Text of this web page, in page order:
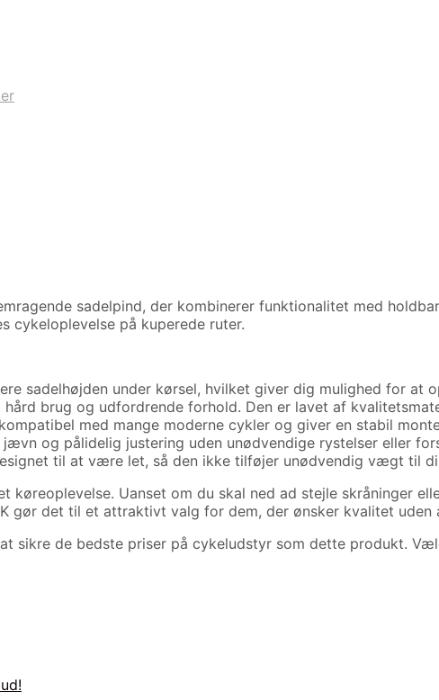
sadelpind, der kombinerer funktionalitet med
cykeloplevelse på kuperede ruter.
sadelhøjden under kørsel, hvilket giver dig mulighed for
brug og udfordrende forhold. Den er lavet af
med mange moderne cykler og giver en stabil
og pålidelig justering uden unødvendige rystelser eller
til at være let, så den ikke tilføjer unødvendig vægt til
Uanset om du skal ned ad stejle skråninger
gør det til et attraktivt valg for dem, der ønsker kvalitet
sikre de bedste priser på cykeludstyr som dette produkt.